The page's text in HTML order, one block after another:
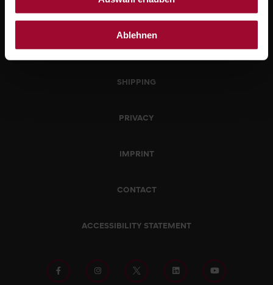
Ablehnen
SHIPPING
PRIVACY
IMPRINT
CONTACT
ACCESSIBILITY STATEMENT